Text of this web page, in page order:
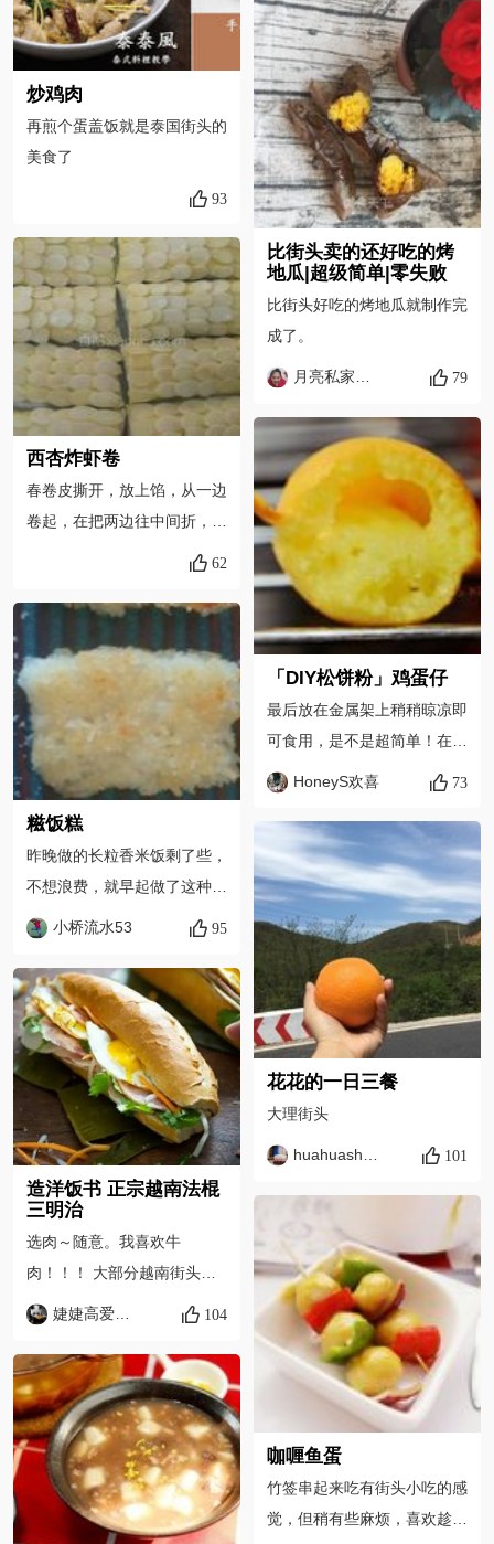
炒鸡肉
再煎个蛋盖饭就是泰国街头的
美食了
93
西杏炸虾卷
春卷皮撕开，放上馅，从一边
卷起，在把两边往中间折，街
62
糍饭糕
昨晚做的长粒香米饭剩了些，
不想浪费，就早起做了这种曾
经在南方街头吃过的糍饭糕，
饭倒到面板上，用刀面压实并
整理成四方型，切成比麻将牌
稍大点的四方块；平底锅热
油，把四方块一个个码到平底
锅两面煎黄；起锅趁热裹上白
糖，装盘即可。简单又好吃。
小桥流水53 95
造洋饭书 正宗越南法棍
三明治
选肉～随意。我喜欢牛
肉！！！ 大部分越南街头也
很随意，夹4.5种的也有～丸
的，猪耳朵也是可以的。卤肉
我觉得也不错。
婕婕高爱碳水 104
比街头卖的还好吃的烤
地瓜|超级简单|零失败
比街头好吃的烤地瓜就制作完
成了。
月亮私家烘焙 79
「DIY松饼粉」鸡蛋仔
最后放在金属架上稍稍晾凉即
可食用，是不是超简单！在家
也可以轻松品尝香港街头小吃
HoneyS欢喜 73
花花的一日三餐
大理街头
huahuashmily 101
咖喱鱼蛋
竹签串起来吃有街头小吃的感
觉，但稍有些麻烦，喜欢趁热